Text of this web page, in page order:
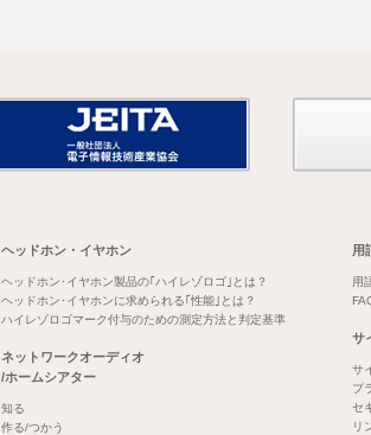
ヘッドホン・イヤホン
ヘッドホン･イヤホン製品の｢ハイレゾロゴ｣とは？
ヘッドホン･イヤホンに求められる｢性能｣とは？
ハイレゾロゴマーク付与のための測定方法と判定基準
ネットワークオーディオ
/ホームシアター
知る
作る/つかう
用
用
サ
サ
プ
セ
リ